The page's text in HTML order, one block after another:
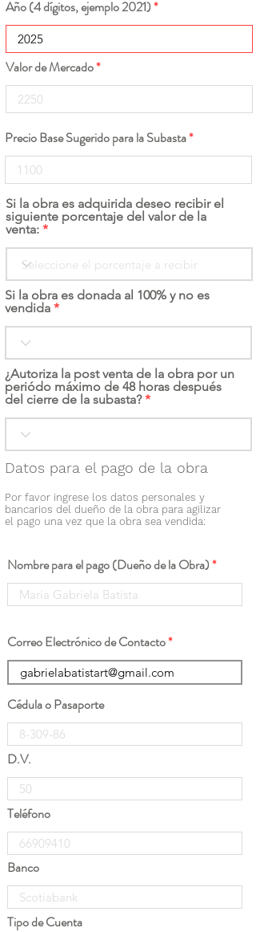
Año (4 dígitos, ejemplo 2021)
Valor de Mercado
Precio Base Sugerido para la Subasta
Si la obra es adquirida deseo recibir el
siguiente porcentaje del valor de la
venta:
Si la obra es donada al 100% y no es
vendida
¿Autoriza la post venta de la obra por un
periódo máximo de 48 horas después
del cierre de la subasta?
Datos para el pago de la obra
Por favor ingrese los datos personales y
bancarios del dueño de la obra para agilizar
el pago una vez que la obra sea vendida:
Nombre para el pago (Dueño de la Obra)
Correo Electrónico de Contacto
Cédula o Pasaporte
D.V.
Teléfono
Banco
Tipo de Cuenta